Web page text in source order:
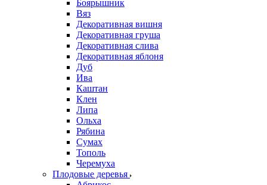
Боярышник
Вяз
Декоративная вишня
Декоративная груша
Декоративная слива
Декоративная яблоня
Дуб
Ива
Каштан
Клен
Липа
Ольха
Рябина
Сумах
Тополь
Черемуха
Плодовые деревья